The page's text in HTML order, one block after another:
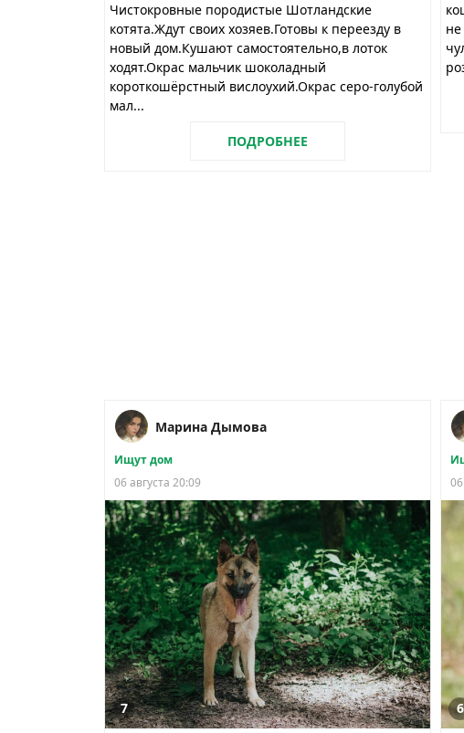
Чистокровные породистые Шотландские
котята.Ждут своих хозяев.Готовы к переезду в
новый дом.Кушают самостоятельно,в лоток
ходят.Окрас мальчик шоколадный
короткошёрстный вислоухий.Окрас серо-голубой
мал...
ПОДРОБНЕЕ
Марина Дымова
Ищут дом
06 августа 20:09
7 6